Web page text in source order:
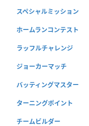
スペシャルミッション
ホームランコンテスト
ラッフルチャレンジ
ジョーカーマッチ
バッティングマスター
ターニングポイント
チームビルダー